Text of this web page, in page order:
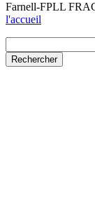
Farnell-FPLL
l'accueil